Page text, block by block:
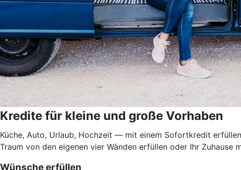
Kredite für kleine und große Vorhaben
Küche, Auto, Urlaub, Hochzeit — mit einem Sofortkredit
Traum von den eigenen vier Wänden erfüllen oder Ihr Zuhause
Wünsche erfüllen